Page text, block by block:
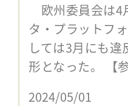
欧州委員会は4
タ・プラットフ
しては3月にも
形となった。 【
2024/05/01